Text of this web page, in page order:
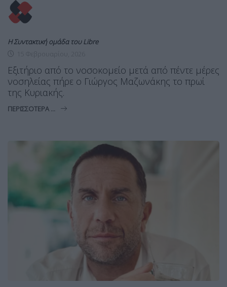
Η Συντακτική ομάδα του Libre
Εξιτήριο από το νοσοκομείο μετά από πέντε μέρες
νοσηλείας πήρε ο Γιώργος Μαζωνάκης το πρωί
της Κυριακής.
ΠΕΡΙΣΣΌΤΕΡΑ ...